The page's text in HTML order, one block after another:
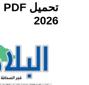
2026